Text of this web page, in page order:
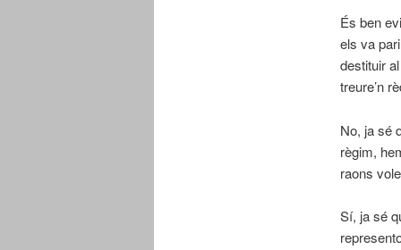
És ben
els va
destituir
treure’n
No, ja sé
règim,
raons
Sí, ja sé